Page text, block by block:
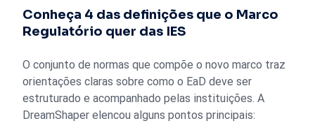
Conheça 4 das definições que o Marco
Regulatório quer das IES
O conjunto de normas que compõe o novo marco traz
orientações claras sobre como o EaD deve ser
estruturado e acompanhado pelas instituições. A
DreamShaper elencou alguns pontos principais: